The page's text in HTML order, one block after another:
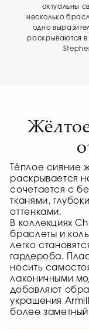
актуальны
несколько
одно
раскрываются в
Тёплое сияние
раскрывается
сочетается с
тканями,
оттенками.
В коллекциях
браслеты и
легко
гардероба.
носить
лаконичными
добавляют
украшения
более заметный